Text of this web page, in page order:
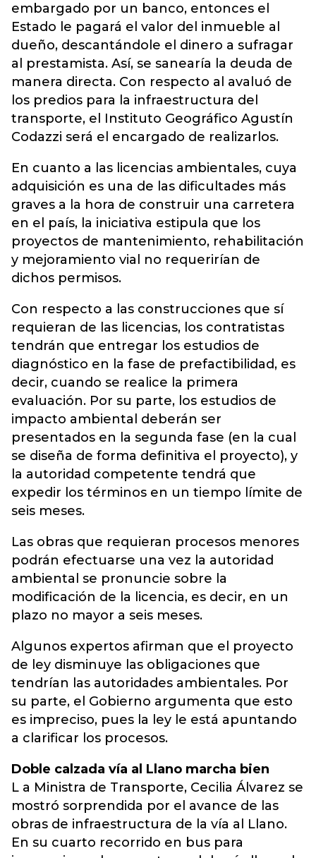
embargado por un banco, entonces el
Estado le pagará el valor del inmueble al
dueño, descantándole el dinero a sufragar
al prestamista. Así, se sanearía la deuda de
manera directa. Con respecto al avaluó de
los predios para la infraestructura del
transporte, el Instituto Geográfico Agustín
Codazzi será el encargado de realizarlos.
En cuanto a las licencias ambientales, cuya
adquisición es una de las dificultades más
graves a la hora de construir una carretera
en el país, la iniciativa estipula que los
proyectos de mantenimiento, rehabilitación
y mejoramiento vial no requerirían de
dichos permisos.
Con respecto a las construcciones que sí
requieran de las licencias, los contratistas
tendrán que entregar los estudios de
diagnóstico en la fase de prefactibilidad, es
decir, cuando se realice la primera
evaluación. Por su parte, los estudios de
impacto ambiental deberán ser
presentados en la segunda fase (en la cual
se diseña de forma definitiva el proyecto), y
la autoridad competente tendrá que
expedir los términos en un tiempo límite de
seis meses.
Las obras que requieran procesos menores
podrán efectuarse una vez la autoridad
ambiental se pronuncie sobre la
modificación de la licencia, es decir, en un
plazo no mayor a seis meses.
Algunos expertos afirman que el proyecto
de ley disminuye las obligaciones que
tendrían las autoridades ambientales. Por
su parte, el Gobierno argumenta que esto
es impreciso, pues la ley le está apuntando
a clarificar los procesos.
Doble calzada vía al Llano marcha bien
L a Ministra de Transporte, Cecilia Álvarez se
mostró sorprendida por el avance de las
obras de infraestructura de la vía al Llano.
En su cuarto recorrido en bus para